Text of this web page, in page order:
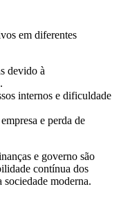
em diferentes
devido à
internos e dificuldade
e perda de
e governo são
contínua dos
moderna.